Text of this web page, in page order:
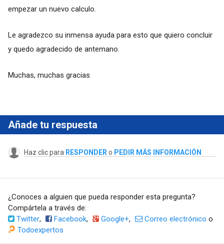
empezar un nuevo calculo.
Le agradezco su inmensa ayuda para esto que quiero concluir
y quedo agradecido de antemano.
Muchas, muchas gracias
Añade tu respuesta
Haz clic para RESPONDER o PEDIR MÁS INFORMACIÓN
¿Conoces a alguien que pueda responder esta pregunta?
Compártela a través de:
Twitter, Facebook, Google+, Correo electrónico o
Todoexpertos